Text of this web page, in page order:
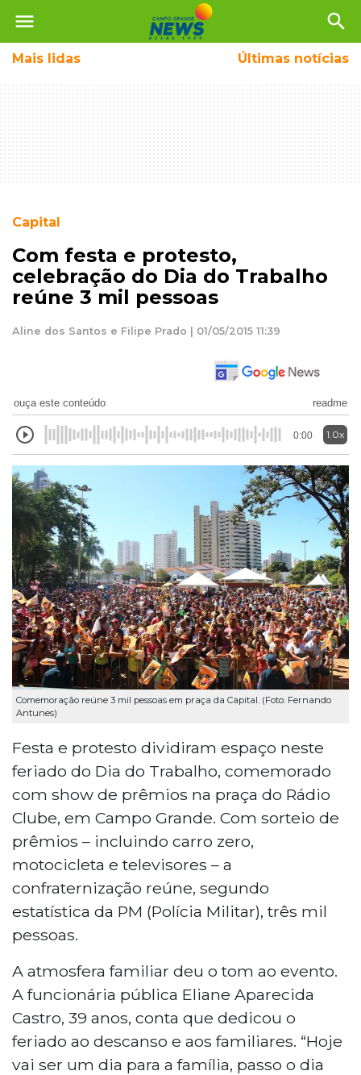
menu search
Mais lidas Últimas notícias
Capital
Com festa e protesto,
celebração do Dia do Trabalho
reúne 3 mil pessoas
Aline dos Santos e Filipe Prado | 01/05/2015 11:39
ouça este conteúdo readme
0:00 1.0x
Comemoração reúne 3 mil pessoas em praça da Capital. (Foto: Fernando
Antunes)
Festa e protesto dividiram espaço neste
feriado do Dia do Trabalho, comemorado
com show de prêmios na praça do Rádio
Clube, em Campo Grande. Com sorteio de
prêmios – incluindo carro zero,
motocicleta e televisores – a
confraternização reúne, segundo
estatística da PM (Polícia Militar), três mil
pessoas.
A atmosfera familiar deu o tom ao evento.
A funcionária pública Eliane Aparecida
Castro, 39 anos, conta que dedicou o
feriado ao descanso e aos familiares. “Hoje
vai ser um dia para a família, passo o dia